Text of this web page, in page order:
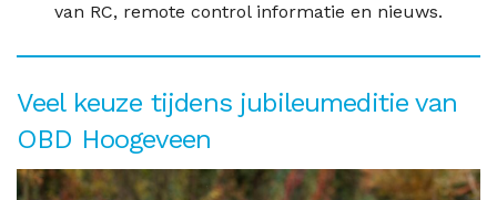
van RC, remote control informatie en nieuws.
Veel keuze tijdens jubileumeditie van
OBD Hoogeveen